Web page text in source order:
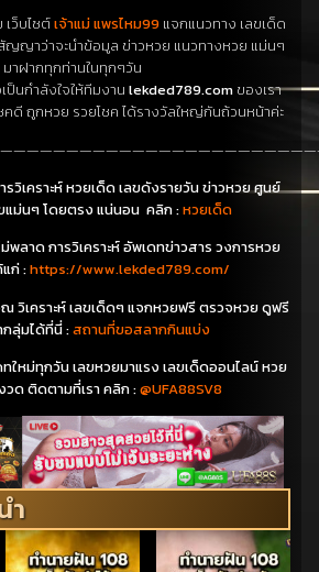
ว็บไซต์เจ้าแม่ แพรไหม99แจกแนวทาง เลขเด็ด
ญญาว่าจะนำข้อมูล ข่าวหวย แนวทางหวย แม่นๆ
มาฝากทุกท่านในทุกๆวัน
ป็นกำลังใจให้ทีมงาน lekded789.com ของเรา
คดี ถูกหวย รวยโชค ได้รางวัลใหญ่กันถ้วนหน้าค่ะ
เคราะห์ หวยเด็ด เลขดังรายวัน ข่าวหวย ศูนย์
แม่นๆ โดยตรง แน่นอน คลิก :หวยเด็ด
ลาด การวิเคราะห์ อัพเดทข่าวสาร วงการหวย
ก่ :https://www.lekded789.com/
วิเคราะห์ เลขเด็ดๆ แจกหวยฟรี ตรวจหวย ดูฟรี
กลุ่มได้ที่นี่ :สถานที่ขอสลากกินแบ่ง
ใหม่ทุกวัน เลขหวยมาแรง เลขเด็ดออนไลน์ หวย
วด ติดตามที่เรา คลิก :@UFA88SV8
ำ